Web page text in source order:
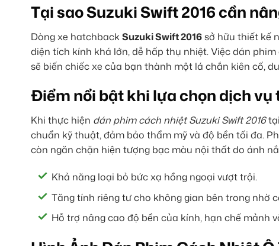
Tại sao Suzuki Swift 2016 cần
Dòng xe hatchbackSuzuki Swift 2016sở hữu thiết kế
diện tích kính khá lớn, dễ hấp thụ nhiệt. Việc dán
sẽ biến chiếc xe của bạn thành một lá chắn kiên cố,
Điểm nổi bật khi lựa chọn dịch vụ
Khi thực hiện dán phim cách nhiệt Suzuki Swift 2016
chuẩn kỹ thuật, đảm bảo thẩm mỹ và độ bền tối đa.
còn ngăn chặn hiện tượng bạc màu nội thất do ánh
Khả năng loại bỏ bức xạ hồng ngoại vượt trội.
Tăng tính riêng tư cho không gian bên trong nhờ
Hỗ trợ nâng cao độ bền của kính, hạn chế mảnh